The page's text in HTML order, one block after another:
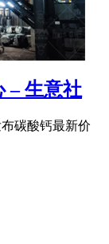
– 生意社
碳酸钙最新价